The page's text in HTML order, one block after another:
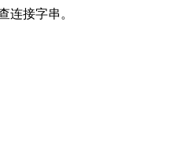
连接字串。